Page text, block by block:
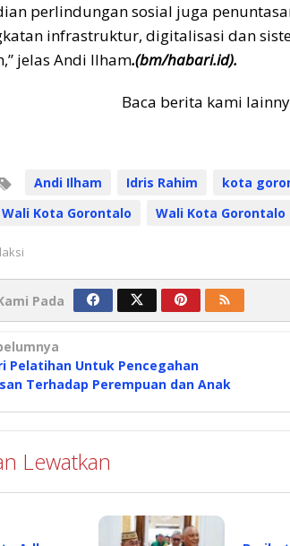
perlindungan sosial juga
infrastruktur, digitalisasi dan
jelas Andi Ilham.(bm/habari.id).
Baca berita kami
Andi Ilham Idris Rahim kota
Kota Gorontalo
Wali Kota Gorontalo
Pada
Pelatihan Untuk Pencegahan
Terhadap Perempuan dan Anak
Lewatkan